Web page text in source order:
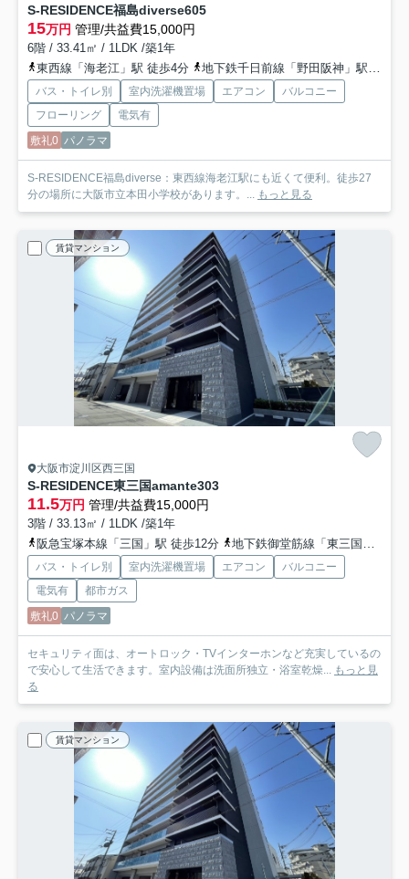
S-RESIDENCE福島diverse605
15万円 管理/共益費15,000円
6階 / 33.41㎡ / 1LDK /築1年
東西線「海老江」駅 徒歩4分
地下鉄千日前線「野田阪神」駅 徒歩4分
バス・トイレ別 室内洗濯機置場 エアコン
バルコニー
フローリング
電気有
敷礼0 パノラマ
S-RESIDENCE福島diverse：東西線海老江駅にも近くて便利。徒歩27
分の場所に大阪市立本田小学校があります。...
もっと見る
賃貸マンション
大阪市淀川区西三国
S-RESIDENCE東三国amante303
11.5万円 管理/共益費15,000円
3階 / 33.13㎡ / 1LDK /築1年
阪急宝塚本線「三国」駅 徒歩12分
地下鉄御堂筋線「東三国」駅 徒歩15分
バス・トイレ別 室内洗濯機置場 エアコン
バルコニー
電気有
都市ガス
敷礼0 パノラマ
セキュリティ面は、オートロック・TVインターホンなど充実しているの
で安心して生活できます。室内設備は洗面所独立・浴室乾燥...
もっと見
る
賃貸マンション